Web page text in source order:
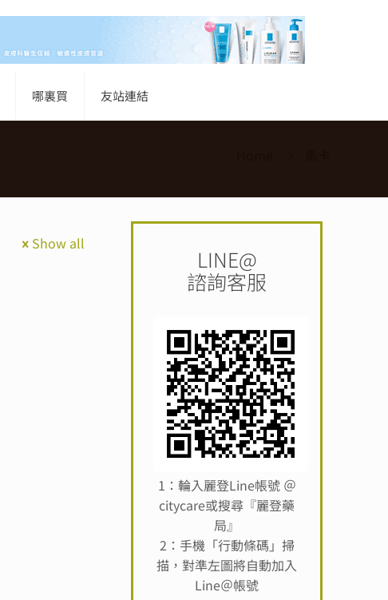
哪裏買 友站連結
Show all
LINE@
諮詢客服
1：輪入麗登Line帳號 ＠
citycare或搜尋『麗登藥
局』
2：手機「行動條碼」掃
描，對準左圖將自動加入
Line＠帳號